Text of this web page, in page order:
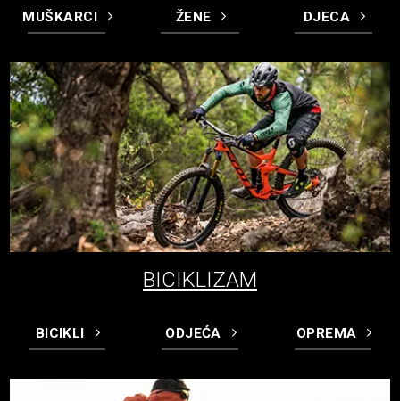
MUŠKARCI ŽENE DJECA
BICIKLIZAM
BICIKLI ODJEĆA OPREMA